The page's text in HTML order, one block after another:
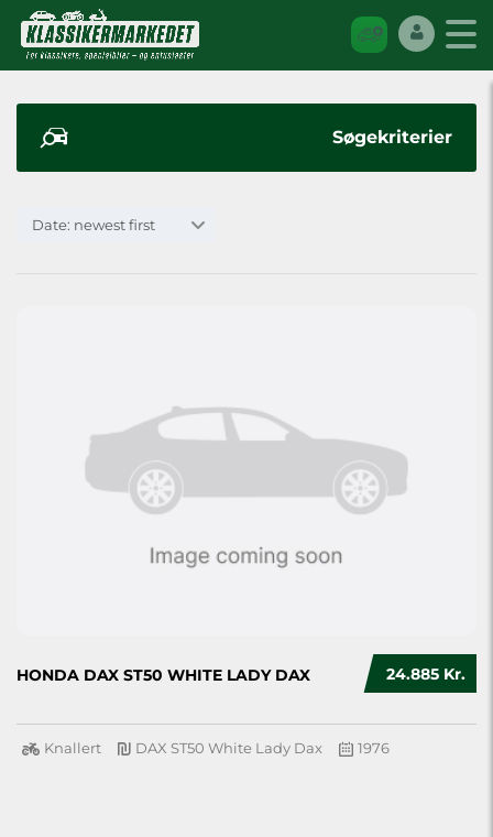
Søgekriterier
Date: newest first
24.885 Kr.
HONDA DAX ST50 WHITE LADY DAX
Knallert DAX ST50 White Lady Dax 1976